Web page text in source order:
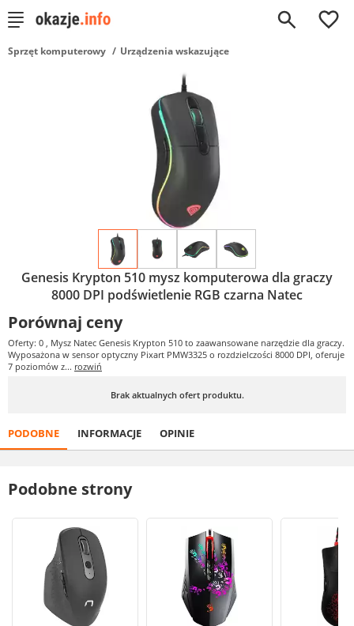
0
Sprzęt komputerowy Urządzenia wskazujące
Genesis Krypton 510 mysz komputerowa dla graczy
8000 DPI podświetlenie RGB czarna Natec
Porównaj ceny
Oferty: 0 , Mysz Natec Genesis Krypton 510 to zaawansowane narzędzie dla graczy.
Wyposażona w sensor optyczny Pixart PMW3325 o rozdzielczości 8000 DPI, oferuje
7 poziomów z... rozwiń
Brak aktualnych ofert produktu.
PODOBNE INFORMACJE OPINIE
Podobne strony